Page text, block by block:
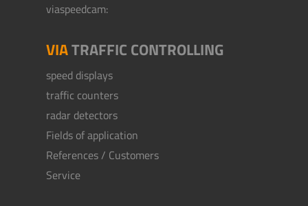
viaspeedcam:
VIATRAFFIC CONTROLLING
speed displays
traffic counters
radar detectors
Fields of application
References / Customers
Service